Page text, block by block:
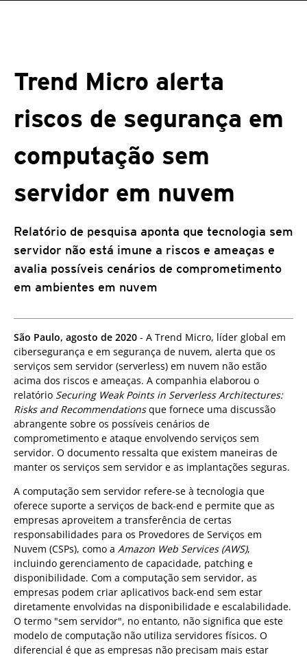
Trend Micro alerta
riscos de segurança em
computação sem
servidor em nuvem
Relatório de pesquisa aponta que tecnologia sem
servidor não está imune a riscos e ameaças e
avalia possíveis cenários de comprometimento
em ambientes em nuvem
São Paulo, agosto de 2020 - A Trend Micro, líder global em
cibersegurança e em segurança de nuvem, alerta que os
serviços sem servidor (serverless) em nuvem não estão
acima dos riscos e ameaças. A companhia elaborou o
relatório Securing Weak Points in Serverless Architectures:
Risks and Recommendationsque fornece uma discussão
abrangente sobre os possíveis cenários de
comprometimento e ataque envolvendo serviços sem
servidor. O documento ressalta que existem maneiras de
manter os serviços sem servidor e as implantações seguras.
A computação sem servidor refere-se à tecnologia que
oferece suporte a serviços de back-end e permite que as
empresas aproveitem a transferência de certas
responsabilidades para os Provedores de Serviços em
Nuvem (CSPs), como a Amazon Web Services (AWS),
incluindo gerenciamento de capacidade, patching e
disponibilidade. Com a computação sem servidor, as
empresas podem criar aplicativos back-end sem estar
diretamente envolvidas na disponibilidade e escalabilidade.
O termo "sem servidor", no entanto, não significa que este
modelo de computação não utiliza servidores físicos. O
diferencial é que as empresas não precisam mais estar